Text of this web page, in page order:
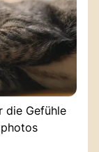
die Gefühle